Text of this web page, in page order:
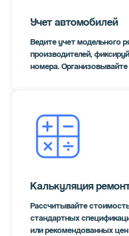
Учет автомобилей
Ведите учет модельного
производителей,
номера.
Калькуляция
Рассчитывайте
стандартных
или рекомендованных